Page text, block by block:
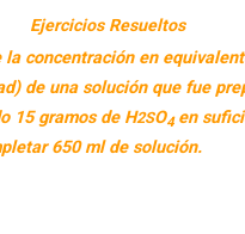
Ejercicios Resueltos
la concentración en
de una solución que fue
15 gramos de H2SO4 en
650 ml de solución.